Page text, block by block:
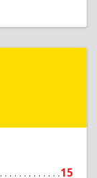
15